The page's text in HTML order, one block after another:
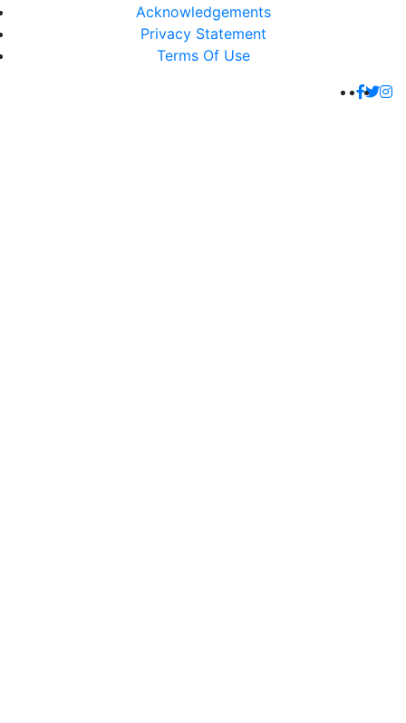
Acknowledgements
Privacy Statement
Terms Of Use